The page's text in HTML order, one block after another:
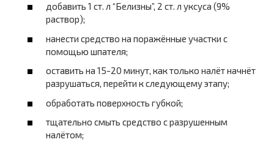
добавить 1 ст. л “Белизны”, 2 ст. л уксуса (9%
раствор);
нанести средство на поражённые участки с
помощью шпателя;
оставить на 15-20 минут, как только налёт начнёт
разрушаться, перейти к следующему этапу;
обработать поверхность губкой;
тщательно смыть средство с разрушенным
налётом;